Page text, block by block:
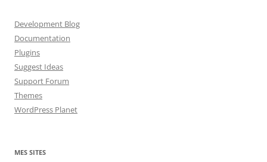
Development Blog
Documentation
Plugins
Suggest Ideas
Support Forum
Themes
WordPress Planet
MES SITES